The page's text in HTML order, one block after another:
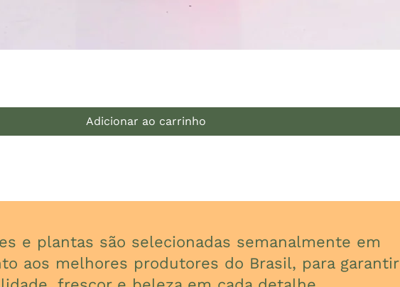
Adicionar ao carrinho
e plantas são selecionadas semanalmente em
aos melhores produtores do Brasil, para garantir